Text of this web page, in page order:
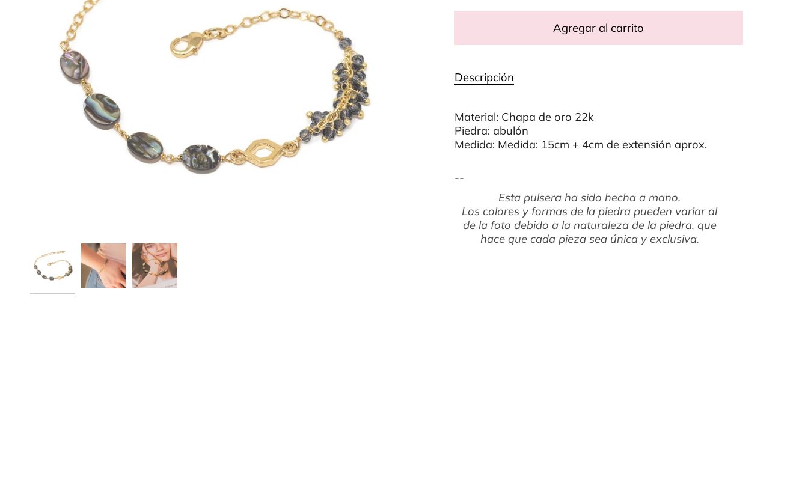
Agregar al carrito
Descripción
Material: Chapa de oro 22k
Piedra: abulón
Medida: Medida: 15cm + 4cm de extensión aprox.
--
Esta pulsera ha sido hecha a mano.
Los colores y formas de la piedra pueden variar al
de la foto debido a la naturaleza de la piedra, que
hace que cada pieza sea única y exclusiva.